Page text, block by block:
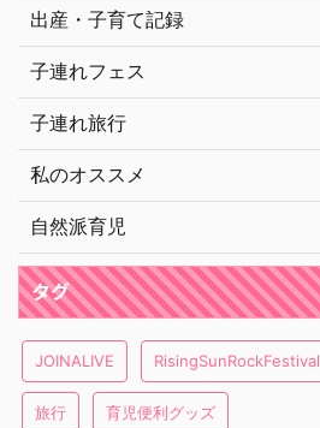
出産・子育て記録
子連れフェス
子連れ旅行
私のオススメ
自然派育児
タグ
JOINALIVE RisingSunRockFestival
旅行 育児便利グッズ